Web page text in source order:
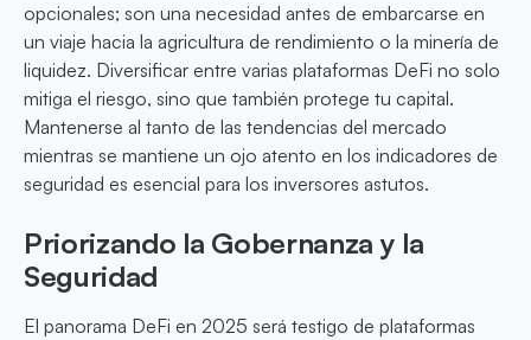
opcionales; son una necesidad antes de embarcarse en
un viaje hacia la agricultura de rendimiento o la minería de
liquidez. Diversificar entre varias plataformas DeFi no solo
mitiga el riesgo, sino que también protege tu capital.
Mantenerse al tanto de las tendencias del mercado
mientras se mantiene un ojo atento en los indicadores de
seguridad es esencial para los inversores astutos.
Priorizando la Gobernanza y la
Seguridad
El panorama DeFi en 2025 será testigo de plataformas